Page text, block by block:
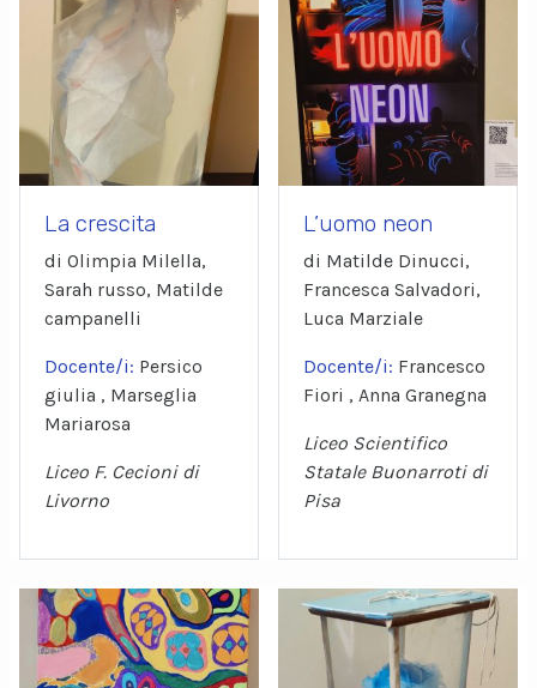
La crescita
di Olimpia Milella,
Sarah russo, Matilde
campanelli
Docente/i: Persico
giulia , Marseglia
Mariarosa
Liceo F. Cecioni di
Livorno
L’uomo neon
di Matilde Dinucci,
Francesca Salvadori,
Luca Marziale
Docente/i: Francesco
Fiori , Anna Granegna
Liceo Scientifico
Statale Buonarroti di
Pisa